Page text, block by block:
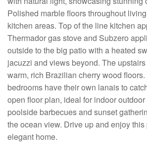
Polished marble floors throughout
kitchen areas. Top of the line kitchen
Thermador gas stove and Subzero
outside to the big patio with a heated
jacuzzi and views beyond. The
warm, rich Brazilian cherry wood
bedrooms have their own lanais to
open floor plan, ideal for indoor
poolside barbecues and sunset
the ocean view. Drive up and enjoy
elegant home.